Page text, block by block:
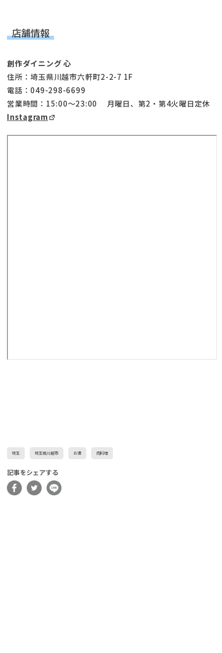
店舗情報
創作ダイニング 心
住所：埼玉県川越市六軒町2-2-7 1F
電話：049-298-6699
営業時間：15:00〜23:00 月曜日、第2・第4火曜日定休
Instagram
埼玉 埼玉県川越市 お酒 肉料理
記事をシェアする